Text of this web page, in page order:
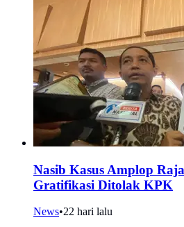
Nasib Kasus Amplop
Gratifikasi Ditolak KPK
News•22 hari lalu